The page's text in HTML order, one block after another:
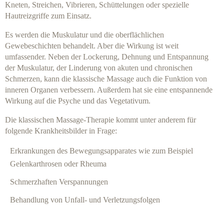
Kneten, Streichen, Vibrieren, Schüttelungen oder spezielle
Hautreizgriffe zum Einsatz.
Es werden die Muskulatur und die oberflächlichen
Gewebeschichten behandelt. Aber die Wirkung ist weit
umfassender. Neben der Lockerung, Dehnung und Entspannung
der Muskulatur, der Linderung von akuten und chronischen
Schmerzen, kann die klassische Massage auch die Funktion von
inneren Organen verbessern. Außerdem hat sie eine entspannende
Wirkung auf die Psyche und das Vegetativum.
Die klassischen Massage-Therapie kommt unter anderem für
folgende Krankheitsbilder in Frage:
Erkrankungen des Bewegungsapparates wie zum Beispiel
Gelenkarthrosen oder Rheuma
Schmerzhaften Verspannungen
Behandlung von Unfall- und Verletzungsfolgen